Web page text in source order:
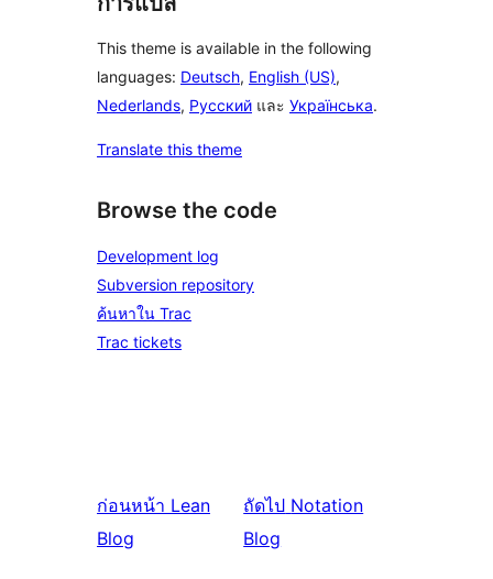
This theme is available in the following
languages: Deutsch, English (US),
Nederlands, Русский และ Українська.
Translate this theme
Browse the code
Development log
Subversion repository
ค้นหาใน Trac
Trac tickets
ก่อนหน้า Lean
Blog
ถัดไป Notation
Blog